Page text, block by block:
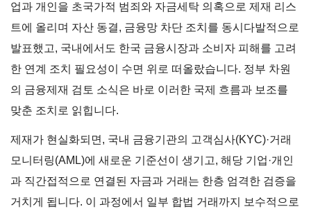
업과 개인을 초국가적 범죄와 자금세탁 의혹으로 제재 리스
트에 올리며 자산 동결, 금융망 차단 조치를 동시다발적으로
발표했고, 국내에서도 한국 금융시장과 소비자 피해를 고려
한 연계 조치 필요성이 수면 위로 떠올랐습니다. 정부 차원
의 금융제재 검토 소식은 바로 이러한 국제 흐름과 보조를
맞춘 조치로 읽힙니다.
제재가 현실화되면, 국내 금융기관의 고객심사(KYC)·거래
모니터링(AML)에 새로운 기준선이 생기고, 해당 기업·개인
과 직간접적으로 연결된 자금과 거래는 한층 엄격한 검증을
거치게 됩니다. 이 과정에서 일부 합법 거래까지 보수적으로